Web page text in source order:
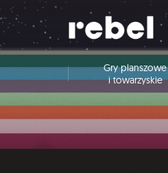
Gry planszowe
i towarzyskie